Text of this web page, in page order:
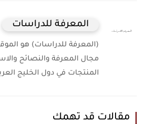
المعرفة للدراسات
(المعرفة للدراسات) هو
مجال المعرفة والنصائح
المنتجات في دول الخليج
مقالات قد تهمك